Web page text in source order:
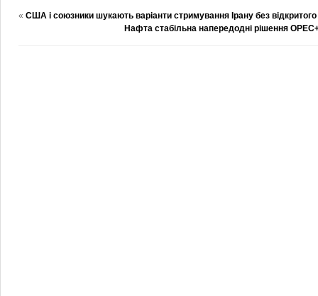
« США і союзники шукають варіанти стримування Ірану без
Нафта стабільна напередодні рішення